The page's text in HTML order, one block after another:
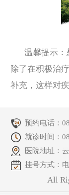
温馨提示：
除了在积极治
补充，这样对
预约电话：
就诊时间：
医院地址：
挂号方式：
All